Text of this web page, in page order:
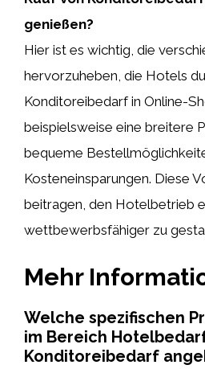
genießen?
Hier ist es wichtig, die
hervorzuheben, die Hotels
Konditoreibedarf in Online-
beispielsweise eine breitere
bequeme
Kosteneinsparungen. Diese
beitragen, den Hotelbetrieb
wettbewerbsfähiger zu
Mehr
Welche spezifischen
im Bereich
Konditoreibedarf